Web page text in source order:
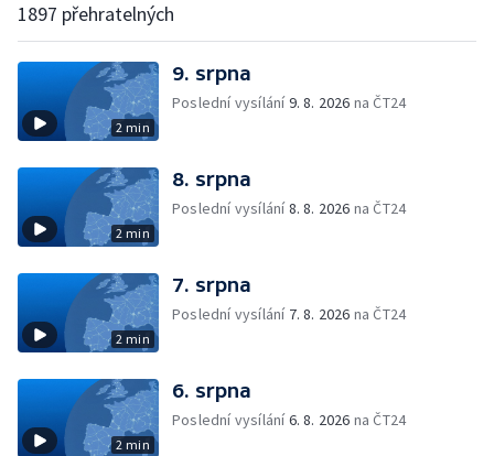
1897 přehratelných
2 min
9. srpna
Poslední vysílání9. 8. 2026 na ČT24
2 min
8. srpna
Poslední vysílání8. 8. 2026 na ČT24
2 min
7. srpna
Poslední vysílání 7. 8. 2026 na ČT24
2 min
6. srpna
Poslední vysílání6. 8. 2026 na ČT24